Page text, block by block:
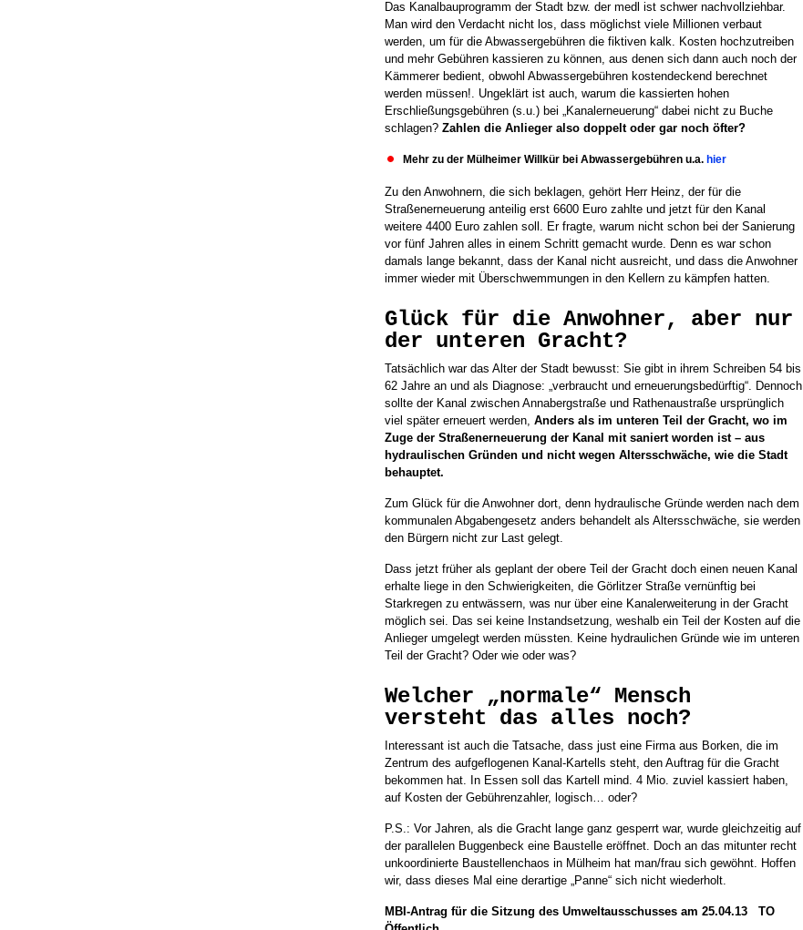
Das Kanalbauprogramm der Stadt bzw. der medl ist schwer nachvollziehbar.
Man wird den Verdacht nicht los, dass möglichst viele Millionen verbaut
werden, um für die Abwassergebühren die fiktiven kalk. Kosten hochzutreiben
und mehr Gebühren kassieren zu können, aus denen sich dann auch noch der
Kämmerer bedient, obwohl Abwassergebühren kostendeckend berechnet
werden müssen!. Ungeklärt ist auch, warum die kassierten hohen
Erschließungsgebühren (s.u.) bei „Kanalerneuerung“ dabei nicht zu Buche
schlagen? Zahlen die Anlieger also doppelt oder gar noch öfter?
Mehr zu der Mülheimer Willkür bei Abwassergebühren u.a. hier
Zu den Anwohnern, die sich beklagen, gehört Herr Heinz, der für die
Straßenerneuerung anteilig erst 6600 Euro zahlte und jetzt für den Kanal
weitere 4400 Euro zahlen soll. Er fragte, warum nicht schon bei der Sanierung
vor fünf Jahren alles in einem Schritt gemacht wurde. Denn es war schon
damals lange bekannt, dass der Kanal nicht ausreicht, und dass die Anwohner
immer wieder mit Überschwemmungen in den Kellern zu kämpfen hatten.
Glück für die Anwohner, aber nur
der unteren Gracht?
Tatsächlich war das Alter der Stadt bewusst: Sie gibt in ihrem Schreiben 54 bis
62 Jahre an und als Diagnose: „verbraucht und erneuerungsbedürftig“. Dennoch
sollte der Kanal zwischen Annabergstraße und Rathenaustraße ursprünglich
viel später erneuert werden, Anders als im unteren Teil der Gracht, wo im
Zuge der Straßenerneuerung der Kanal mit saniert worden ist – aus
hydraulischen Gründen und nicht wegen Altersschwäche, wie die Stadt
behauptet.
Zum Glück für die Anwohner dort, denn hydraulische Gründe werden nach dem
kommunalen Abgabengesetz anders behandelt als Altersschwäche, sie werden
den Bürgern nicht zur Last gelegt.
Dass jetzt früher als geplant der obere Teil der Gracht doch einen neuen Kanal
erhalte liege in den Schwierigkeiten, die Görlitzer Straße vernünftig bei
Starkregen zu entwässern, was nur über eine Kanalerweiterung in der Gracht
möglich sei. Das sei keine Instandsetzung, weshalb ein Teil der Kosten auf die
Anlieger umgelegt werden müssten. Keine hydraulichen Gründe wie im unteren
Teil der Gracht? Oder wie oder was?
Welcher „normale“ Mensch
versteht das alles noch?
Interessant ist auch die Tatsache, dass just eine Firma aus Borken, die im
Zentrum des aufgeflogenen Kanal-Kartells steht, den Auftrag für die Gracht
bekommen hat. In Essen soll das Kartell mind. 4 Mio. zuviel kassiert haben,
auf Kosten der Gebührenzahler, logisch… oder?
P.S.: Vor Jahren, als die Gracht lange ganz gesperrt war, wurde gleichzeitig auf
der parallelen Buggenbeck eine Baustelle eröffnet. Doch an das mitunter recht
unkoordinierte Baustellenchaos in Mülheim hat man/frau sich gewöhnt. Hoffen
wir, dass dieses Mal eine derartige „Panne“ sich nicht wiederholt.
MBI-Antrag für die Sitzung des Umweltausschusses am 25.04.13 TO